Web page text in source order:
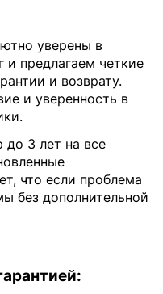
уверены в
и предлагаем четкие
и возврату.
и уверенность в
до 3 лет на все
что если проблема
без дополнительной